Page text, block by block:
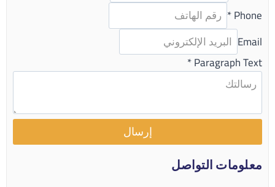
Phone
*
Email
Paragraph Text
*
إرسال
معلومات التواصل